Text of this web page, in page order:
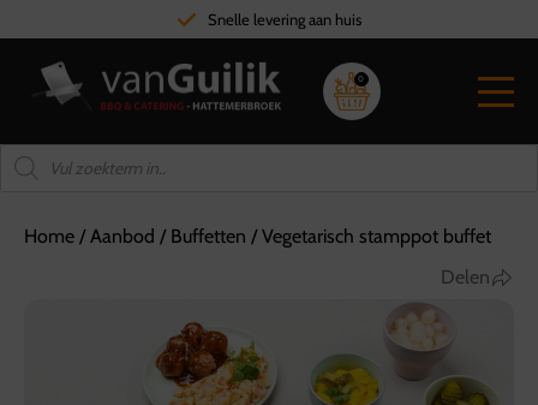
Snelle levering aan huis
0
Home /Aanbod / Buffetten /Vegetarisch stamppot buffet
Delen